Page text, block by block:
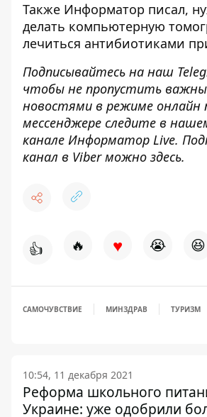
Также Информатор писал,
делать компьютерную
лечиться антибиотиками
Подписывайтесь на наш
чтобы не пропустить
новостями в режиме онлайн
мессенджере следите в
канале Информатор Live.
канал в Viber можно здесь.
👍 🔥 ♥ 😭 😆
САМОЧУВСТВИЕ МИНЗДРАВ ТУРИЗМ
10:54, 11 декабря 2021
Реформа школьного
Украине: уже одобрили